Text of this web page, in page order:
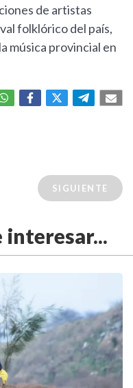
de artistas
folklórico del país,
música provincial en
SIGUIENTE
interesar...